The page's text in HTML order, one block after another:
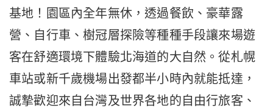
基地！園區內全年無休，透過餐飲、豪華露
營、自行車、樹冠層探險等種種手段讓來場遊
客在舒適環境下體驗北海道的大自然。從札幌
車站或新千歲機場出發都半小時內就能抵達，
誠摯歡迎來自台灣及世界各地的自由行旅客、